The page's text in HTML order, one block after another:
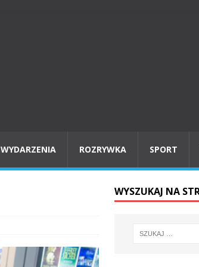
WYDARZENIA ROZRYWKA SPORT
WYSZUKAJ NA